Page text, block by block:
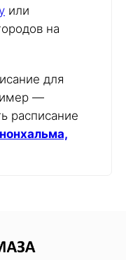
или
на
для
—
расписание